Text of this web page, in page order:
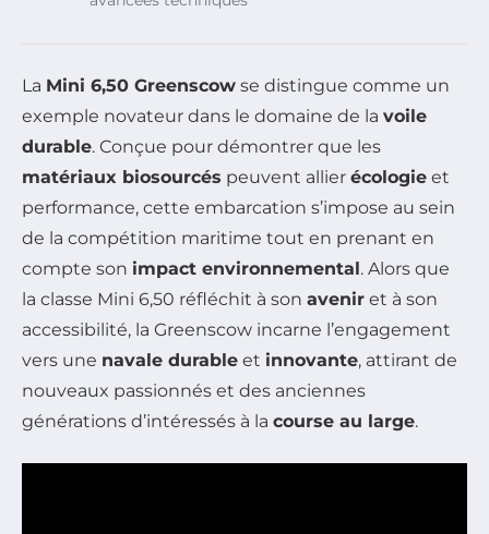
La Mini 6,50 Greenscow se distingue comme un
exemple novateur dans le domaine de la voile
durable. Conçue pour démontrer que les
matériaux biosourcés peuvent allier écologie et
performance, cette embarcation s’impose au sein
de la compétition maritime tout en prenant en
compte son impact environnemental . Alors que
la classe Mini 6,50 réfléchit à son avenir et à son
accessibilité, la Greenscow incarne l’engagement
vers une navale durable et innovante, attirant de
nouveaux passionnés et des anciennes
générations d’intéressés à la course au large.